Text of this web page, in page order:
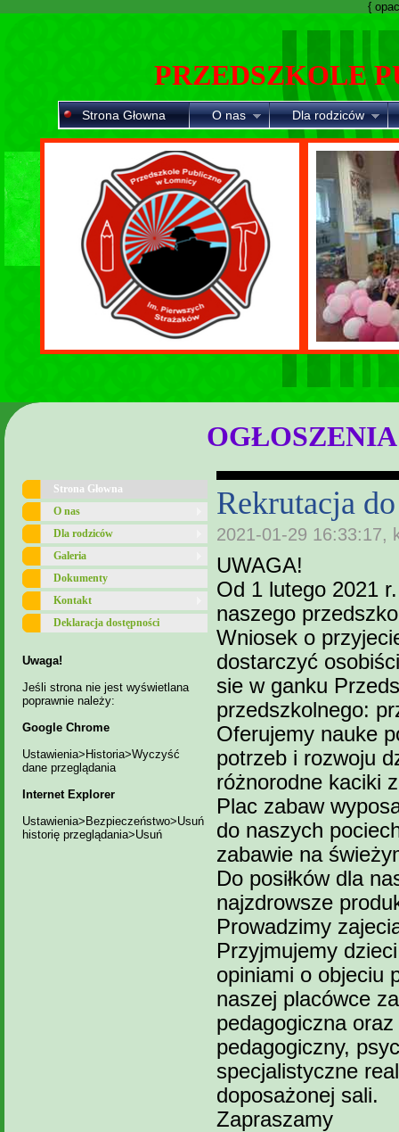
{
PRZEDSZKOLE
Strona Głowna O nas Dla rodziców
Strona Głowna
O nas
Dla rodziców
Galeria
Dokumenty
Kontakt
Deklaracja dostępności
Uwaga!
Jeśli strona nie jest wyświetlana
poprawnie należy:
Google Chrome
Ustawienia>Historia>Wyczyść
dane przeglądania
Internet Explorer
Ustawienia>Bezpieczeństwo>Usuń
historię przeglądania>Usuń
Rekrutacja
2021-01-29 16:33:17,
UWAGA!
Od 1 lutego 2021
naszego
Wniosek o
dostarczyć
sie w ganku
przedszkolnego:
Oferujemy nauke
potrzeb i rozwoju
różnorodne kaciki
Plac zabaw
do naszych
zabawie na
Do posiłków dla
najzdrowsze
Prowadzimy
Przyjmujemy
opiniami o objeciu
naszej placówce
pedagogiczna
pedagogiczny,
specjalistyczne
doposażonej sali.
Zapraszamy